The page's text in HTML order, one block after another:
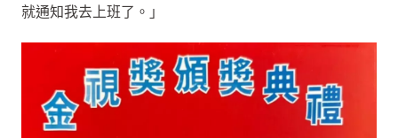
就通知我去上班了。」